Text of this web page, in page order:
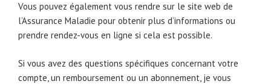
Vous pouvez également vous rendre sur le site web de
l’Assurance Maladie pour obtenir plus d’informations ou
prendre rendez-vous en ligne si cela est possible.
Si vous avez des questions spécifiques concernant votre
compte, un remboursement ou un abonnement, je vous